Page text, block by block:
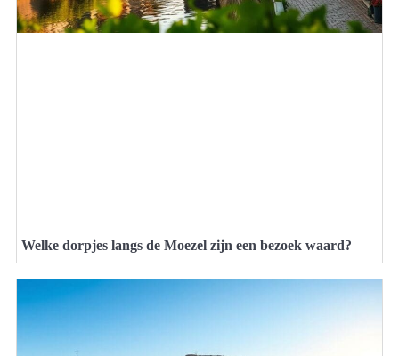
Welke dorpjes langs de Moezel zijn een bezoek waard?